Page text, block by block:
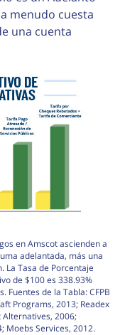
menudo cuesta
una cuenta
en Amscot ascienden a
adelantada, más una
La Tasa de Porcentaje
de $100 es 338.93%
Fuentes de la Tabla: CFPB
Programs, 2013; Readex
2006;
Moebs Services, 2012.